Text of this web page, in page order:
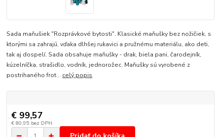
Sada maňušiek "Rozprávkové bytosti". Klasické maňušky bez nožičiek, s
ktorými sa zahrajú, vďaka dlhšej rukavici a pružnému materiálu, ako deti,
tak aj dospelí. Sada obsahuje maňušky - drak, biela pani, čarodejník,
kúzelníčka, strašidlo, vodník, jednorožec. Maňušky sú vyrobené z
postrihaného frot... celý popis
€ 99,57
€ 80,95 bez DPH